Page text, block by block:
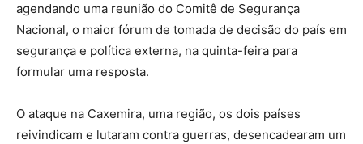
agendando uma reunião do Comitê de Segurança
Nacional, o maior fórum de tomada de decisão do país em
segurança e política externa, na quinta-feira para
formular uma resposta.
O ataque na Caxemira, uma região, os dois países
reivindicam e lutaram contra guerras, desencadearam um